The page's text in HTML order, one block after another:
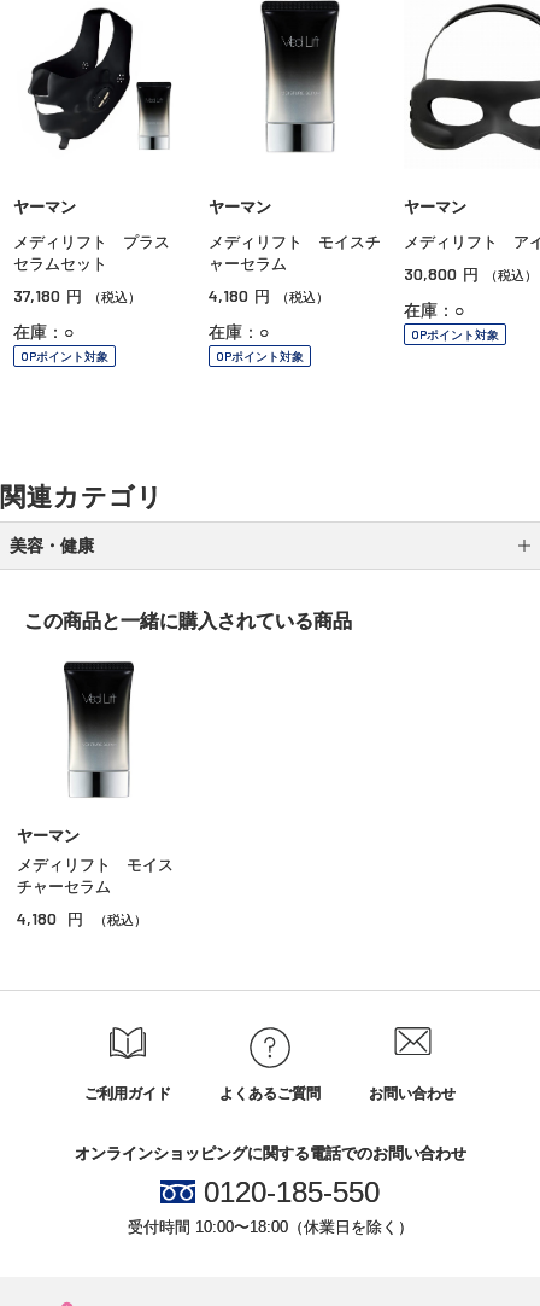
ヤーマン
メディリフト プラス
セラムセット
37,180 円 （税込）
在庫：○
OPポイント対象
ヤーマン
メディリフト モイスチ
ャーセラム
4,180 円 （税込）
在庫：○
OPポイント対象
ヤーマン
メディリフト ア
30,800 円 （税込）
在庫：○
OPポイント対象
関連カテゴリ
美容・健康
オーラルケア
美容機器
この商品と一緒に購入されている商品
ヤーマン
メディリフト モイス
チャーセラム
4,180 円 （税込）
ご利用ガイド よくあるご質問 お問い合わせ
オンラインショッピングに関する電話でのお問い合わせ
0120-185-550
受付時間 10:00〜18:00（休業日を除く）